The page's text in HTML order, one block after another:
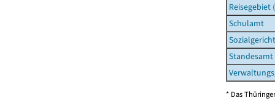
Reisegebiet
Schulamt
Sozialgericht
Standesamt
* Das